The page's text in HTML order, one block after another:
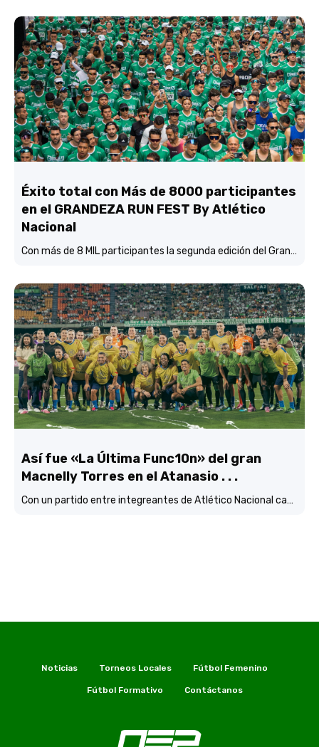
Éxito total con Más de 8000 participantes
en el GRANDEZA RUN FEST By Atlético
Nacional
Con más de 8 MIL participantes la segunda edición del Grandeza Run Fest fue más que un éxito total.
Así fue «La Última Func10n» del gran
Macnelly Torres en el Atanasio . . .
Con un partido entre integreantes de Atlético Nacional campéon continental
Noticias Torneos Locales Fútbol Femenino
Fútbol Formativo Contáctanos